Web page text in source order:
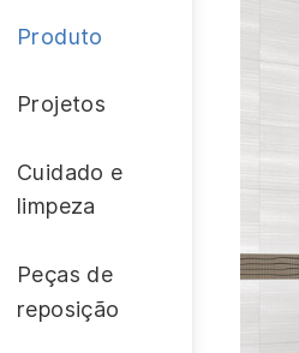
Produto
Projetos
Cuidado e
limpeza
Peças de
reposição